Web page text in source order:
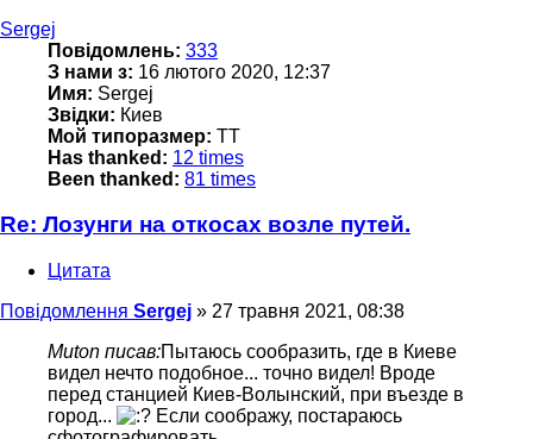
Sergej
Повідомлень: 333
З нами з: 16 лютого 2020, 12:37
Имя: Sergej
Звідки: Киев
Мой типоразмер: TT
Has thanked: 12 times
Been thanked: 81 times
Re: Лозунги на откосах возле путей.
Цитата
Повідомлення Sergej » 27 травня 2021, 08:38
Muton писав:Пытаюсь сообразить, где в Киеве
видел нечто подобное... точно видел! Вроде
перед станцией Киев-Волынский, при въезде в
город...
Если соображу, постараюсь